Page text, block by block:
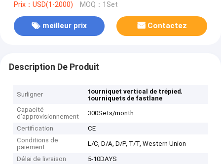
Prix：USD(1-2000) MOQ：1Set
meilleur prix Contactez
Description De Produit
Surligner tourniquet vertical de trépied,
tourniquets de fastlane
Capacité
d'approvisionnement
300Sets/month
Certification
CE
Conditions de
paiement
L/C, D/A, D/P, T/T, Western Union
Délai de livraison
5-10DAYS